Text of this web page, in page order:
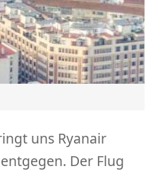
uns Ryanair
Der Flug